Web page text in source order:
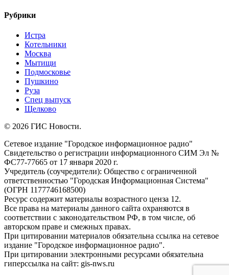
Рубрики
Истра
Котельники
Москва
Мытищи
Подмосковье
Пушкино
Руза
Спец выпуск
Щелково
© 2026 ГИС Новости.
Сетевое издание "Городское информационное радио"
Свидетельство о регистрации информационного СИМ Эл №
ФС77-77665 от 17 января 2020 г.
Учредитель (соучредители): Общество с ограниченной
ответственностью "Городская Информационная Система"
(ОГРН 1177746168500)
Ресурс содержит материалы возрастного ценза 12.
Все права на материалы данного сайта охраняются в
соответствии с законодательством РФ, в том числе, об
авторском праве и смежных правах.
При цитировании материалов обязательна ссылка на сетевое
издание "Городское информационное радио".
При цитировании электронными ресурсами обязательна
гиперссылка на сайт: gis-nws.ru